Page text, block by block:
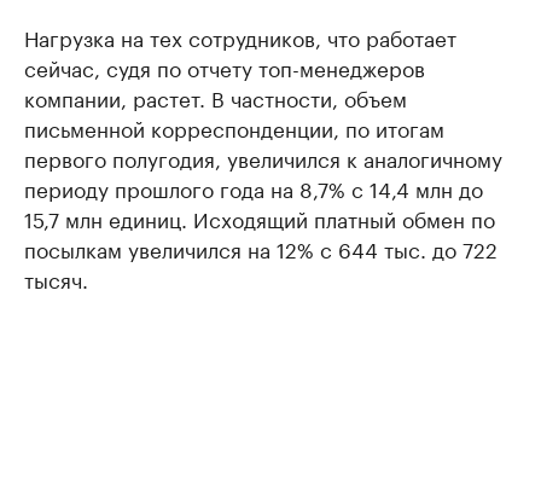
Нагрузка на тех сотрудников, что работает
сейчас, судя по отчету топ-менеджеров
компании, растет. В частности, объем
письменной корреспонденции, по итогам
первого полугодия, увеличился к аналогичному
периоду прошлого года на 8,7% с 14,4 млн до
15,7 млн единиц. Исходящий платный обмен по
посылкам увеличился на 12% с 644 тыс. до 722
тысяч.